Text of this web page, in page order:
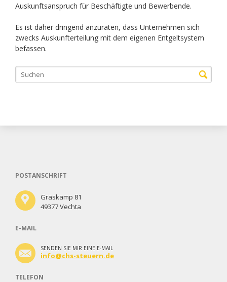
Auskunftsanspruch für Beschäftigte und Bewerbende.
Es ist daher dringend anzuraten, dass Unternehmen sich
zwecks Auskunfterteilung mit dem eigenen Entgeltsystem
befassen.
POSTANSCHRIFT
Graskamp 81
49377 Vechta
E-MAIL
SENDEN SIE MIR EINE E-MAIL
info@chs-steuern.de
TELEFON